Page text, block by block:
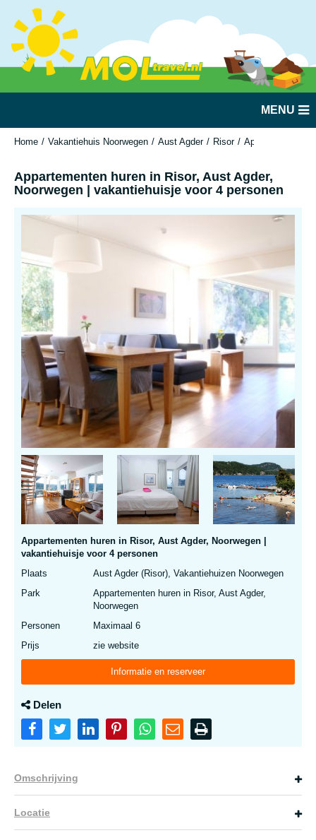
MENU
Home Vakantiehuis Noorwegen Aust Agder Risor Appartementen
Appartementen huren in Risor, Aust Agder,
Noorwegen | vakantiehuisje voor 4 personen
Appartementen huren in Risor, Aust Agder, Noorwegen |
vakantiehuisje voor 4 personen
Plaats
Aust Agder (Risor), Vakantiehuizen Noorwegen
Park
Appartementen huren in Risor, Aust Agder,
Noorwegen
Personen
Maximaal 6
Prijs
zie website
Informatie en reserveer
Delen
Omschrijving
Locatie